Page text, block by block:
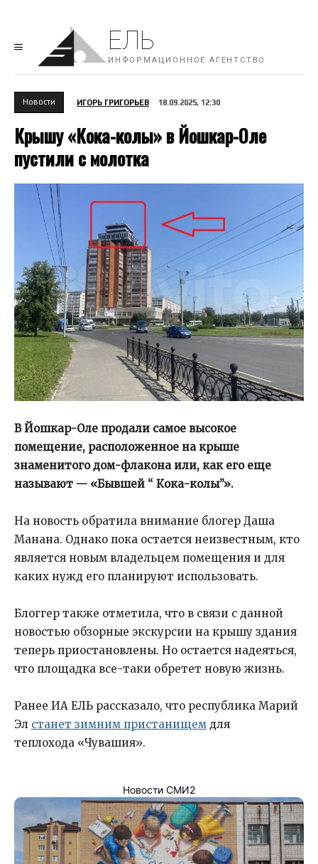
ЕЛЬ
ИНФОРМАЦИОННОЕ АГЕНТСТВО
Новости ИГОРЬ ГРИГОРЬЕВ 18.09.2025, 12:30
Крышу «Кока-колы» в Йошкар-Оле
пустили с молотка
В Йошкар-Оле продали самое высокое
помещение, расположенное на крыше
знаменитого дом-флакона или, как его еще
называют — «Бывшей “ Кока-колы”».
На новость обратила внимание блогер Даша
Манана. Однако пока остается неизвестным, кто
является новым владельцем помещения и для
каких нужд его планируют использовать.
Блоггер также отметила, что в связи с данной
новостью обзорные экскурсии на крышу здания
теперь приостановлены. Но остается надеяться,
что площадка все-таки обретет новую жизнь.
Ранее ИА ЕЛЬ рассказало, что республика Марий
Эл станет зимним пристанищем для
теплохода «Чувашия».
Новости СМИ2